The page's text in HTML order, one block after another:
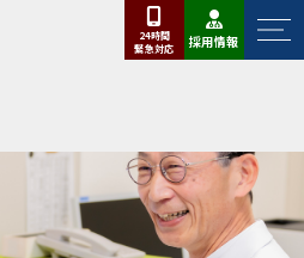
24時間
緊急対応 採用情報